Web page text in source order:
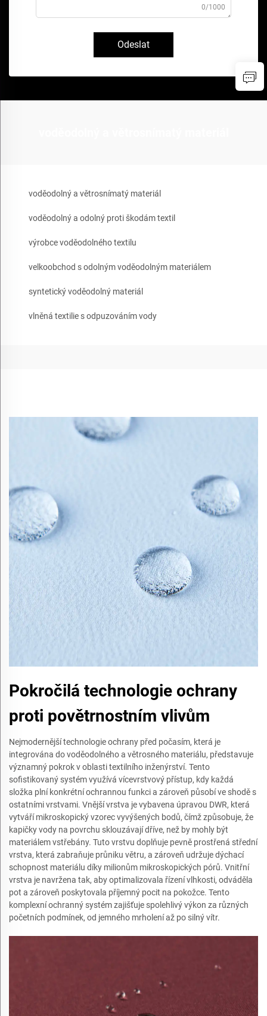
0/1000
Odeslat
voděodolný a větrosnímatý materiál
voděodolný a odolný proti škodám textil
výrobce voděodolného textilu
velkoobchod s odolným voděodolným materiálem
syntetický voděodolný materiál
vlněná textilie s odpuzováním vody
Pokročilá technologie ochrany
proti povětrnostním vlivům
Nejmodernější technologie ochrany před počasím, která je
integrována do voděodolného a větrosného materiálu, představuje
významný pokrok v oblasti textilního inženýrství. Tento
sofistikovaný systém využívá vícevrstvový přístup, kdy každá
složka plní konkrétní ochrannou funkci a zároveň působí ve shodě s
ostatními vrstvami. Vnější vrstva je vybavena úpravou DWR, která
vytváří mikroskopický vzorec vyvýšených bodů, čímž způsobuje, že
kapičky vody na povrchu sklouzávají dříve, než by mohly být
materiálem vstřebány. Tuto vrstvu doplňuje pevně prostřená střední
vrstva, která zabraňuje průniku větru, a zároveň udržuje dýchací
schopnost materiálu díky milionům mikroskopických pórů. Vnitřní
vrstva je navržena tak, aby optimalizovala řízení vlhkosti, odváděla
pot a zároveň poskytovala příjemný pocit na pokožce. Tento
komplexní ochranný systém zajišťuje spolehlivý výkon za různých
početních podmínek, od jemného mrholení až po silný vítr.